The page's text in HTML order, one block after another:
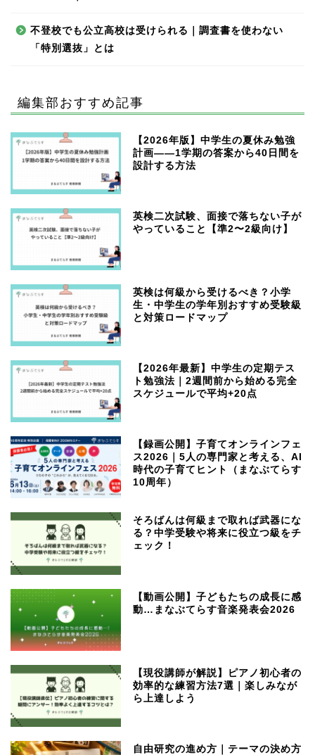
不登校でも公立高校は受けられる｜調査書を使わない
「特別選抜」とは
編集部おすすめ記事
【2026年版】中学生の夏休み勉強
計画——1学期の答案から40日間を
設計する方法
英検二次試験、面接で落ちない子が
やっていること【準2〜2級向け】
英検は何級から受けるべき？小学
生・中学生の学年別おすすめ受験級
と対策ロードマップ
【2026年最新】中学生の定期テス
ト勉強法｜2週間前から始める完全
スケジュールで平均+20点
【録画公開】子育てオンラインフェ
ス2026｜5人の専門家と考える、AI
時代の子育てヒント（まなぶてらす
10周年）
そろばんは何級まで取れば武器にな
る？中学受験や将来に役立つ級をチ
ェック！
【動画公開】子どもたちの成長に感
動…まなぶてらす音楽発表会2026
【現役講師が解説】ピアノ初心者の
効率的な練習方法7選｜楽しみなが
ら上達しよう
自由研究の進め方｜テーマの決め方